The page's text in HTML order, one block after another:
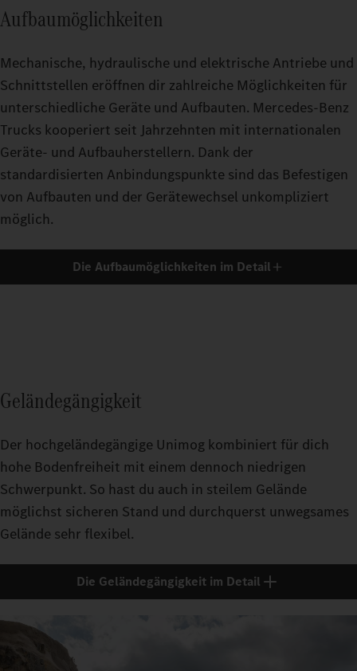
Aufbaumöglichkeiten
Mechanische, hydraulische und elektrische Antriebe und
Schnittstellen eröffnen dir zahlreiche Möglichkeiten für
unterschiedliche Geräte und Aufbauten. Mercedes‑Benz
Trucks kooperiert seit Jahrzehnten mit internationalen
Geräte- und Aufbauherstellern. Dank der
standardisierten Anbindungspunkte sind das Befestigen
von Aufbauten und der Gerätewechsel unkompliziert
möglich.
Die Aufbaumöglichkeiten im Detail
Geländegängigkeit
Der hochgeländegängige Unimog kombiniert für dich
hohe Bodenfreiheit mit einem dennoch niedrigen
Schwerpunkt. So hast du auch in steilem Gelände
möglichst sicheren Stand und durchquerst unwegsames
Gelände sehr flexibel.
Die Geländegängigkeit im Detail